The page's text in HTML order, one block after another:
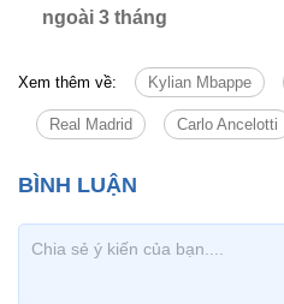
ngoài 3 tháng
Xem thêm về: Kylian Mbappe
Real Madrid Carlo Ancelotti